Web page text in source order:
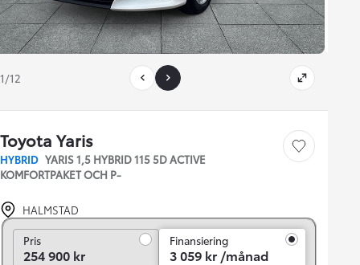
1/12
Toyota Yaris
HYBRID YARIS 1,5 HYBRID 115 5D ACTIVE
KOMFORTPAKET OCH P-
Save car
HALMSTAD
PrisPris
254 900 kr
Finansiering
3 059 kr /månad